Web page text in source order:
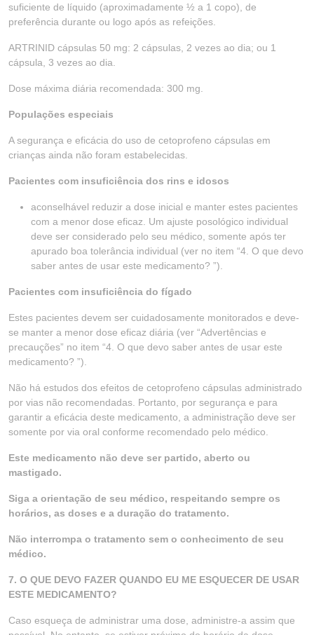
suficiente de líquido (aproximadamente ½ a 1 copo), de
preferência durante ou logo após as refeições.
ARTRINID cápsulas 50 mg: 2 cápsulas, 2 vezes ao dia; ou 1
cápsula, 3 vezes ao dia.
Dose máxima diária recomendada: 300 mg.
Populações especiais
A segurança e eficácia do uso de cetoprofeno cápsulas em
crianças ainda não foram estabelecidas.
Pacientes com insuficiência dos rins e idosos
aconselhável reduzir a dose inicial e manter estes pacientes
com a menor dose eficaz. Um ajuste posológico individual
deve ser considerado pelo seu médico, somente após ter
apurado boa tolerância individual (ver no item “4. O que devo
saber antes de usar este medicamento? ”).
Pacientes com insuficiência do fígado
Estes pacientes devem ser cuidadosamente monitorados e deve-
se manter a menor dose eficaz diária (ver “Advertências e
precauções” no item “4. O que devo saber antes de usar este
medicamento? ”).
Não há estudos dos efeitos de cetoprofeno cápsulas administrado
por vias não recomendadas. Portanto, por segurança e para
garantir a eficácia deste medicamento, a administração deve ser
somente por via oral conforme recomendado pelo médico.
Este medicamento não deve ser partido, aberto ou
mastigado.
Siga a orientação de seu médico, respeitando sempre os
horários, as doses e a duração do tratamento.
Não interrompa o tratamento sem o conhecimento de seu
médico.
7. O QUE DEVO FAZER QUANDO EU ME ESQUECER DE USAR
ESTE MEDICAMENTO?
Caso esqueça de administrar uma dose, administre-a assim que